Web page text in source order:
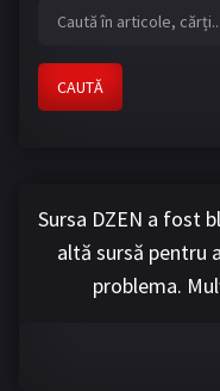
CAUTĂ
Sursa DZEN a fost
altă sursă pentru
problema.